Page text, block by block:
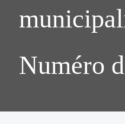
Numéro